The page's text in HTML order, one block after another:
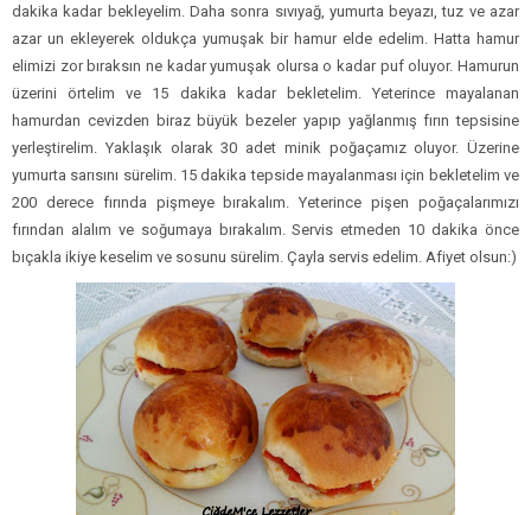
dakika kadar bekleyelim. Daha sonra sıvıyağ, yumurta beyazı, tuz ve azar
azar un ekleyerek oldukça yumuşak bir hamur elde edelim. Hatta hamur
elimizi zor bıraksın ne kadar yumuşak olursa o kadar puf oluyor. Hamurun
üzerini örtelim ve 15 dakika kadar bekletelim. Yeterince mayalanan
hamurdan cevizden biraz büyük bezeler yapıp yağlanmış fırın tepsisine
yerleştirelim. Yaklaşık olarak 30 adet minik poğaçamız oluyor. Üzerine
yumurta sarısını sürelim. 15 dakika tepside mayalanması için bekletelim ve
200 derece fırında pişmeye bırakalım. Yeterince pişen poğaçalarımızı
fırından alalım ve soğumaya bırakalım. Servis etmeden 10 dakika önce
bıçakla ikiye keselim ve sosunu sürelim. Çayla servis edelim. Afiyet olsun:)